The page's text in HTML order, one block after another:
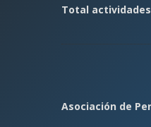
Total actividades
Asociación de